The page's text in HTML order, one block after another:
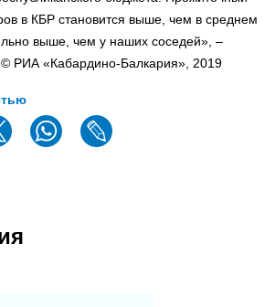
в КБР становится выше, чем в среднем
выше, чем у наших соседей», –
РИА «Кабардино-Балкария», 2019